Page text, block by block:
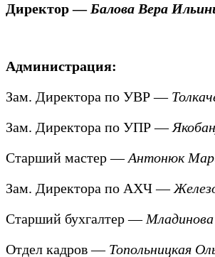
Директор — Балова Вера
Администрация:
Зам. Директора по УВР —
Зам. Директора по УПР —
Старший мастер —Антонюк
Зам. Директора по АХЧ —
Старший бухгалтер — Младинова
Отдел кадров — Топольницкая